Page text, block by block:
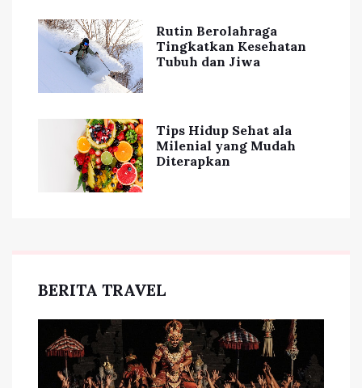
Rutin Berolahraga
Tingkatkan Kesehatan
Tubuh dan Jiwa
Tips Hidup Sehat ala
Milenial yang Mudah
Diterapkan
BERITA TRAVEL